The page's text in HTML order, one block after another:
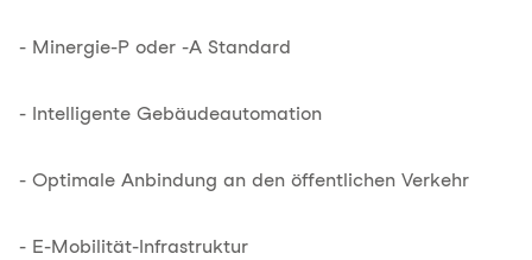
- Minergie-P oder -A Standard
- Intelligente Gebäudeautomation
- Optimale Anbindung an den öffentlichen Verkehr
- E-Mobilität-Infrastruktur